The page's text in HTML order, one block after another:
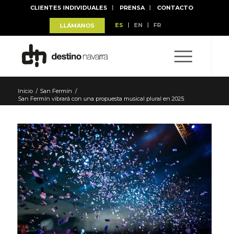
CLIENTES INDIVIDUALES PRENSA CONTACTO
LLÁMANOS ES EN FR
Inicio / San Fermín /
San Fermín vibrará con una propuesta musical plural en 2025